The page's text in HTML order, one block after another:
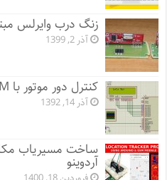
زنگ درب وایرلس
آذر 2, 1399
کنترل دور موتور با PWM
آذر 14, 1392
آردوینو